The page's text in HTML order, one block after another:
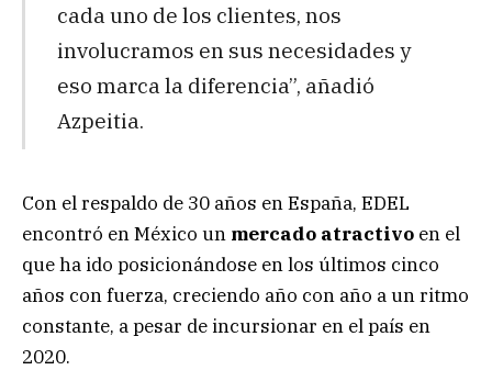
cada uno de los clientes, nos
involucramos en sus necesidades y
eso marca la diferencia”, añadió
Azpeitia.
Con el respaldo de 30 años en España, EDEL
encontró en México un mercado atractivo en el
que ha ido posicionándose en los últimos cinco
años con fuerza, creciendo año con año a un ritmo
constante, a pesar de incursionar en el país en
2020.